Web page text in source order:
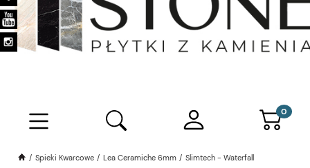
Spieki Kwarcowe Lea Ceramiche 6mm
Slimtech - Waterfall